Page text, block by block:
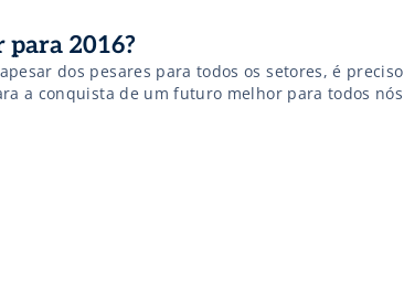
para 2016?
dos pesares para todos os setores, é preciso
a conquista de um futuro melhor para todos nós